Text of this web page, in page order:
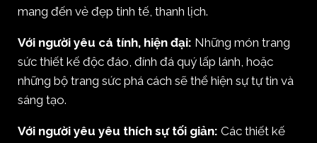
mang đến vẻ đẹp tinh tế, thanh lịch.
Với người yêu cá tính, hiện đại: Những món trang
sức thiết kế độc đáo, đính đá quý lấp lánh, hoặc
những bộ trang sức phá cách sẽ thể hiện sự tự tin và
sáng tạo.
Với người yêu yêu thích sự tối giản: Các thiết kế